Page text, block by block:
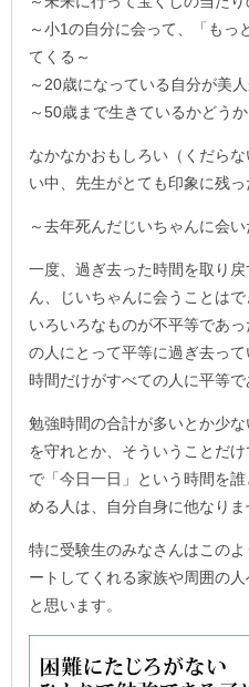
～小1の自分に会って、「もっ
てくる～
～20歳になっている自分が美
～50歳まで生きているかどう
なかなかおもしろい（くだら
い中、先生がとても印象に残っ
～去年死んだじいちゃんに会い
一度、過ぎ去った時間を取り
ん、じいちゃんに会うことはで
いろいろなものが不平等であ
の人にとって平等に過ぎ去って
時間だけがすべての人に平等
勉強時間の合計が多いとか少
を守れとか、そういうことだ
で「今日一日」という時間を
める人は、自分自身に他なりま
特に受験生のみなさんはこの
ートしてくれる家族や周囲の
と思います。